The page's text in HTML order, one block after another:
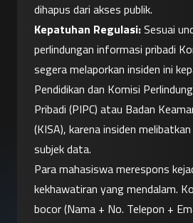
dihapus dari akses publik.
Kepatuhan Regulasi: Sesuai
perlindungan informasi pribadi
segera melaporkan insiden ini
Pendidikan dan Komisi
Pribadi (PIPC) atau Badan
(KISA), karena insiden
subjek data.
Para mahasiswa merespons
kekhawatiran yang mendalam.
bocor (Nama + No. Telepon +